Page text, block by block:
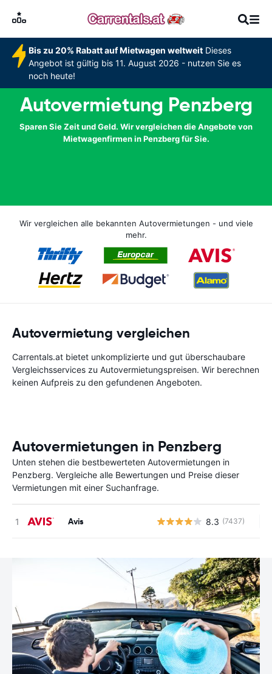
Bis zu 20% Rabatt auf Mietwagen weltweitDieses
Angebot ist gültig bis 11. August 2026 - nutzen Sie es
noch heute!
Autovermietung Penzberg
Sparen Sie Zeit und Geld. Wir vergleichen die Angebote von
Mietwagenfirmen in Penzberg für Sie.
Wir vergleichen alle bekannten Autovermietungen - und viele
mehr.
Autovermietung vergleichen
Carrentals.at bietet unkomplizierte und gut überschaubare
Vergleichsservices zu Autovermietungspreisen. Wir berechnen
keinen Aufpreis zu den gefundenen Angeboten.
Autovermietungen in Penzberg
Unten stehen die bestbewerteten Autovermietungen in
Penzberg. Vergleiche alle Bewertungen und Preise dieser
Vermietungen mit einer Suchanfrage.
Avis 8.3 (7437)